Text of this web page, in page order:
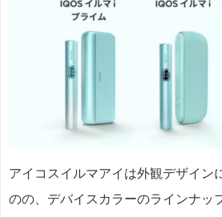
アイコスイルマアイは外観デザイン
のの、デバイスカラーのラインナッ